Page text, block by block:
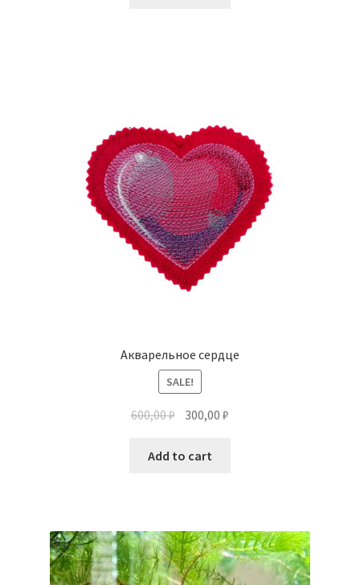
Акварельное сердце
SALE!
600,00₽ 300,00₽
Add to cart